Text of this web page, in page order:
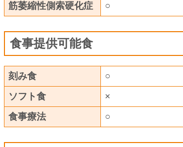
筋萎縮性側索硬化症
○
食事提供可能食
刻み食 ○
ソフト食
×
食事療法
○